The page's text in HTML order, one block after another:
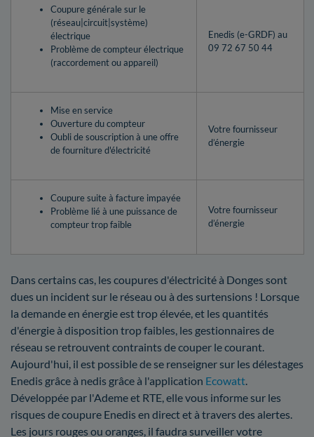
Coupure générale sur le
(réseau|circuit|système)
électrique
Problème de compteur électrique
(raccordement ou appareil)
Enedis (e-GRDF) au
09 72 67 50 44
Mise en service
Ouverture du compteur
Oubli de souscription à une offre
de fourniture d'électricité
Votre fournisseur
d’énergie
Coupure suite à facture impayée
Problème lié à une puissance de
compteur trop faible
Votre fournisseur
d’énergie
Dans certains cas, les coupures d'électricité à Donges sont
dues un incident sur le réseau ou à des surtensions ! Lorsque
la demande en énergie est trop élevée, et les quantités
d'énergie à disposition trop faibles, les gestionnaires de
réseau se retrouvent contraints de couper le courant.
Aujourd'hui, il est possible de se renseigner sur les délestages
Enedis grâce à nedis grâce à l'application Ecowatt.
Développée par l'Ademe et RTE, elle vous informe sur les
risques de coupure Enedis en direct et à travers des alertes.
Les jours rouges ou oranges, il faudra surveiller votre